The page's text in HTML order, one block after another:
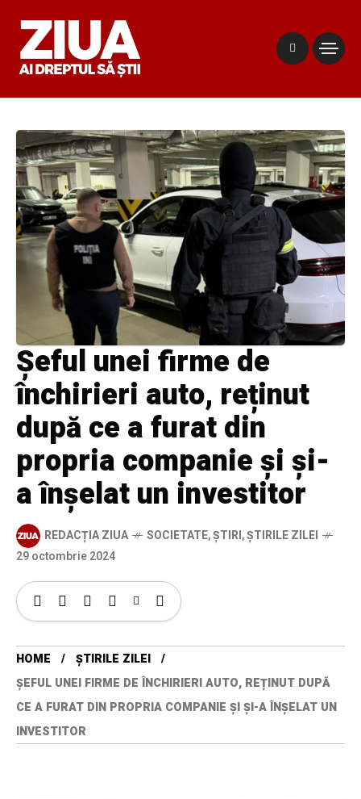
Șeful unei firme de
închirieri auto, reținut
după ce a furat din
propria companie și și-
a înșelat un investitor
REDACȚIA ZIUA SOCIETATE,ȘTIRI,ȘTIRILE ZILEI
29 octombrie 2024
HOME
ȘTIRILE ZILEI
ȘEFUL UNEI FIRME DE ÎNCHIRIERI AUTO, REȚINUT DUPĂ
CE A FURAT DIN PROPRIA COMPANIE ȘI ȘI-A ÎNȘELAT UN
INVESTITOR